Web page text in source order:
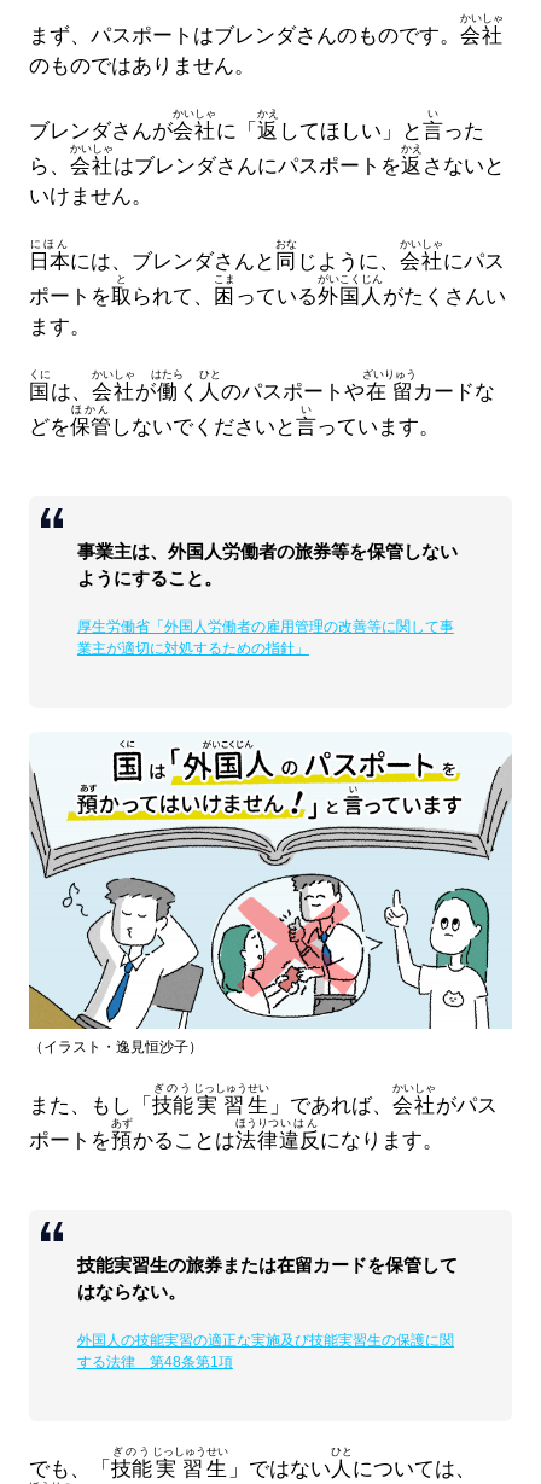
まず、パスポートはブレンダさんのものです。 会社
かいしゃ
のものではありません。
ブレンダさんが会社
かいしゃ
に「 返
かえ
してほしい」と言
い
った
ら、 会社
かいしゃ
はブレンダさんにパスポートを返
かえ
さないと
いけません。
日本
にほん
には、ブレンダさんと 同
おな
じように、 会社
かいしゃ
にパス
ポートを取
と
られて、 困
こま
っている外国人
がいこくじん
がたくさんい
ます。
国
くに
は、 会社
かいしゃ
が働
はたら
く 人
ひと
のパスポートや在留
ざいりゅう
カードな
どを保管
ほかん
しないでくださいと言
い
っています。
事業主は、外国人労働者の旅券等を保管しない
ようにすること。
厚生労働省「外国人労働者の雇用管理の改善等に関して事
業主が適切に対処するための指針」
（イラスト・逸見恒沙子）
また、もし「 技能
ぎのう
実習
じっしゅう
生
せい
」であれば、 会社
かいしゃ
がパス
ポートを預
あず
かることは法律
ほうりつ
違反
いはん
になります。
技能実習生の旅券または在留カードを保管して
はならない。
外国人の技能実習の適正な実施及び技能実習生の保護に関
する法律 第48条第1項
でも、「 技能
ぎのう
実習
じっしゅう
生
せい
」ではない 人
ひと
については、